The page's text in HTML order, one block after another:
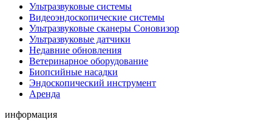
Ультразвуковые системы
Видеоэндоскопические системы
Ультразвуковые сканеры Соновизор
Ультразвуковые датчики
Недавние обновления
Ветеринарное оборудование
Биопсийные насадки
Эндоскопический инструмент
Аренда
информация